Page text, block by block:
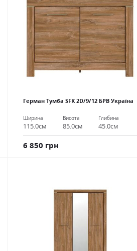
Герман Тумба SFK 2D/9/12 БРВ Україна
Ширина
115.0см
Висота
85.0см
Глибина
45.0см
6 850 грн